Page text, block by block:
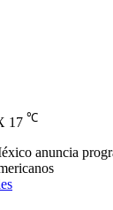
17 ℃
anuncia